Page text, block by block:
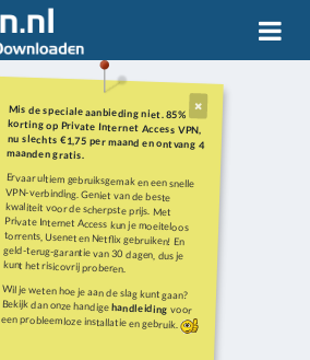
Mis de speciale aanbieding niet. 85%
korting op Private Internet Access VPN,
nu slechts €1,75 per maand en ontvang 4
maanden gratis.
Ervaar ultiem gebruiksgemak en een snelle
VPN-verbinding. Geniet van de beste
kwaliteit voor de scherpste prijs. Met
Private Internet Access kun je moeiteloos
torrents, Usenet en Netflix gebruiken! En
geld-terug-garantie van 30 dagen, dus je
kunt het risicovrij proberen.
Wil je weten hoe je aan de slag kunt gaan?
Bekijk dan onze handigehandleiding voor
een probleemloze installatie en gebruik.